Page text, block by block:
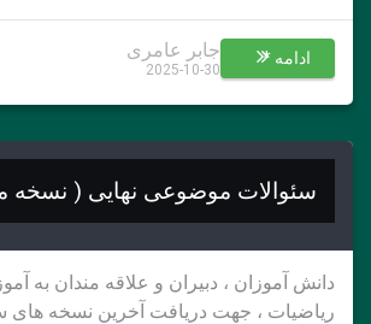
ادامه * جابر عامری
2025-10-30
سئوالات موضوعی نهایی ( نسخه مرداد
دانش آموزان ، دبیران و علاقه مندان به
ریاضیات ، جهت دریافت آخرین نسخه های